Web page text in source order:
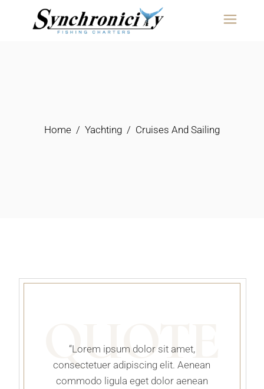
Home Yachting Cruises And Sailing
QUOTE
“Lorem ipsum dolor sit amet,
consectetuer adipiscing elit. Aenean
commodo ligula eget dolor aenean